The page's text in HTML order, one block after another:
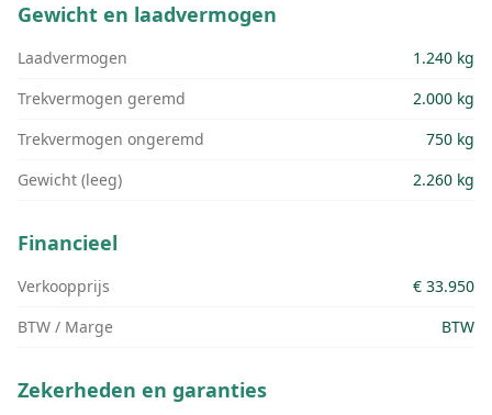
Gewicht en laadvermogen
Laadvermogen
1.240 kg
Trekvermogen geremd
2.000 kg
Trekvermogen ongeremd
750 kg
Gewicht (leeg)
2.260 kg
Financieel
Verkoopprijs
€ 33.950
BTW / Marge
BTW
Zekerheden en garanties